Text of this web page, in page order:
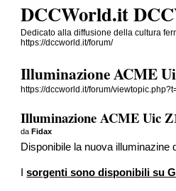
DCCWorld.it
Dedicato alla diffusione della cultura
https://dccworld.it/forum/
Illuminazione ACME
https://dccworld.it/forum/
Illuminazione ACME Uic
daFidax
Disponibile la nuova illuminazine
Isorgenti sono disponibili su